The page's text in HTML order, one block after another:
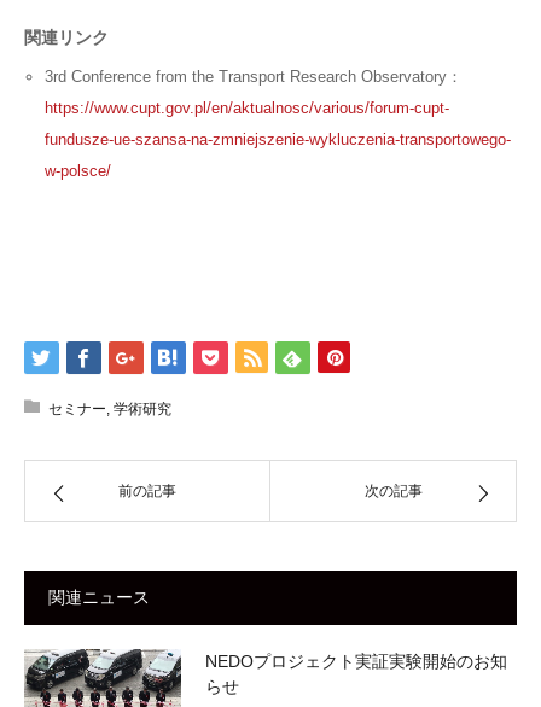
関連リンク
3rd Conference from the Transport Research Observatory：
https://www.cupt.gov.pl/en/aktualnosc/various/forum-cupt-
fundusze-ue-szansa-na-zmniejszenie-wykluczenia-transportowego-
w-polsce/
セミナー, 学術研究
前の記事 次の記事
関連ニュース
NEDOプロジェクト実証実験開始のお知
らせ